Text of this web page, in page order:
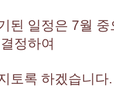
된 일정은 7월
정하여
토록 하겠습니다.